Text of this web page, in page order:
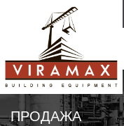
ПРОДАЖА